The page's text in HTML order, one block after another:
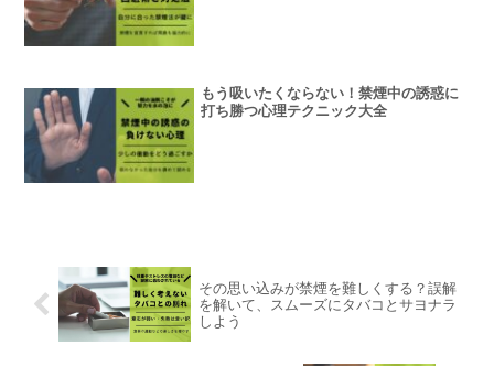
もう吸いたくならない！禁煙中の誘惑に
打ち勝つ心理テクニック大全
その思い込みが禁煙を難しくする？誤解
を解いて、スムーズにタバコとサヨナラ
しよう